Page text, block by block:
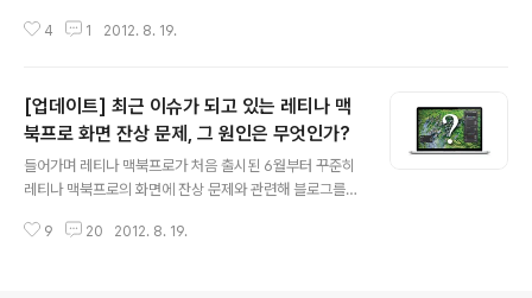
합니다.
4 1 2012. 8. 19.
[업데이트] 최근 이슈가 되고 있는 레티나 맥
북프로 화면 잔상 문제, 그 원인은 무엇인가?
들어가며 레티나 맥북프로가 처음 출시된 6월부터 꾸준히
레티나 맥북프로의 화면에 잔상 문제와 관련해 블로그를
보로 관련 소식을 업데이트하였습니다. - (6월 26일) 해외
9 20 2012. 8. 19.